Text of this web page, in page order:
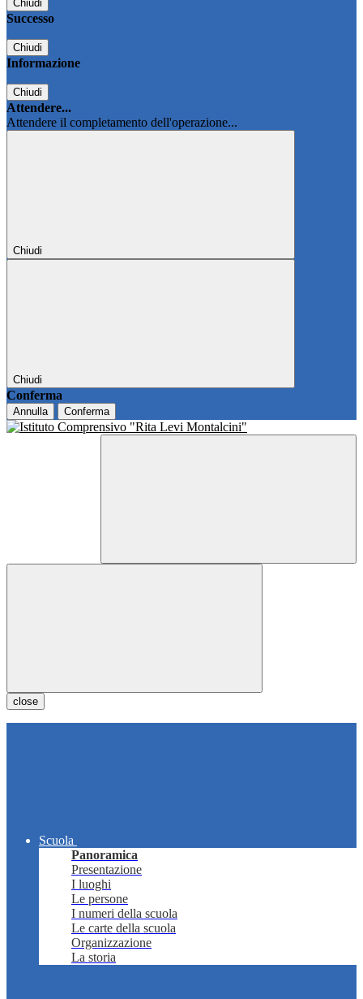
Chiudi
Successo
Chiudi
Informazione
Chiudi
Attendere...
Attendere il completamento dell'operazione...
Chiudi
Chiudi
Conferma
Annulla Conferma
close
Scuola
Panoramica
Presentazione
I luoghi
Le persone
I numeri della scuola
Le carte della scuola
Organizzazione
La storia